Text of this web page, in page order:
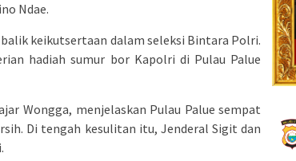
Ndae.
keikutsertaan dalam seleksi Bintara Polri.
hadiah sumur bor Kapolri di Pulau Palue
Wongga, menjelaskan Pulau Palue sempat
Di tengah kesulitan itu, Jenderal Sigit dan